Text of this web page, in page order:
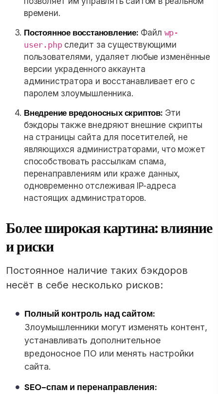
времени.
Постоянное восстановление:Файл wp-
user.phpследит за существующими
пользователями, удаляет любые изменённые
версии украденного аккаунта
администратора и восстанавливает его с
паролем злоумышленника.
Внедрение вредоносных скриптов:Эти
бэкдоры также внедряют внешние скрипты
на страницы сайта для посетителей, не
являющихся администраторами, что может
способствовать рассылкам спама,
перенаправлениям или краже данных,
одновременно отслеживая IP-адреса
настоящих администраторов.
Более широкая картина: влияние
и риски
Постоянное наличие таких бэкдоров
несёт в себе несколько рисков:
Полный контроль над сайтом:
Злоумышленники могут изменять контент,
устанавливать дополнительное
вредоносное ПО или менять настройки
сайта.
SEO-спам и перенаправления: